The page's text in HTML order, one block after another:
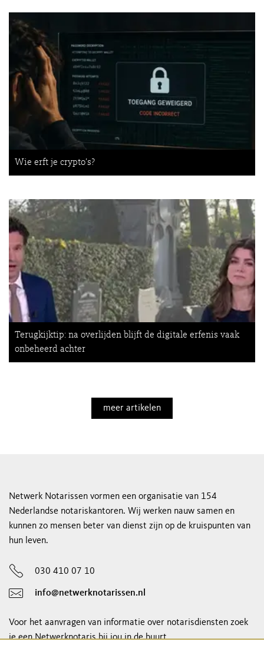
Wie erft je crypto’s?
Terugkijktip: na overlijden blijft de digitale erfenis vaak
onbeheerd achter
meer artikelen
Netwerk Notarissen vormen een organisatie van 154
Nederlandse notariskantoren. Wij werken nauw samen en
kunnen zo mensen beter van dienst zijn op de kruispunten van
hun leven.
030 410 07 10
info@netwerknotarissen.nl
Voor het aanvragen van informatie over notarisdiensten zoek
je een Netwerknotaris bij jou in de buurt.